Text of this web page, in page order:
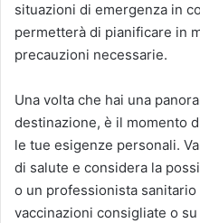
situazioni di emergenza in
permetterà di pianificare in
precauzioni necessarie.
Una volta che hai una
destinazione, è il momento
le tue esigenze personali.
di salute e considera la
o un professionista
vaccinazioni consigliate o